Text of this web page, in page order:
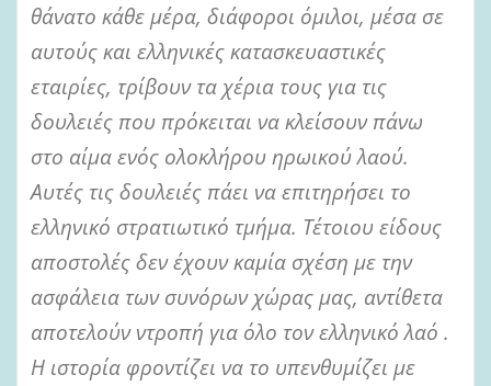
θάνατο κάθε μέρα, διάφοροι όμιλοι, μέσα σε
αυτούς και ελληνικές κατασκευαστικές
εταιρίες, τρίβουν τα χέρια τους για τις
δουλειές που πρόκειται να κλείσουν πάνω
στο αίμα ενός ολοκλήρου ηρωικού λαού.
Αυτές τις δουλειές πάει να επιτηρήσει το
ελληνικό στρατιωτικό τμήμα. Τέτοιου είδους
αποστολές δεν έχουν καμία σχέση με την
ασφάλεια των συνόρων χώρας μας, αντίθετα
αποτελούν ντροπή για όλο τον ελληνικό λαό .
Η ιστορία φροντίζει να το υπενθυμίζει με